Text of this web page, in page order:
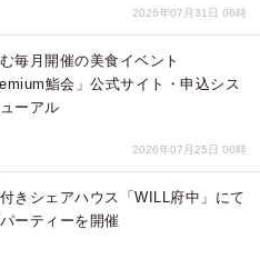
2026年07月31日 06時
毎月開催の美食イベント
鮨会」公式サイト・申込シス
ーアル
2026年07月25日 00時
きシェアハウス「WILL府中」にて
ーティーを開催